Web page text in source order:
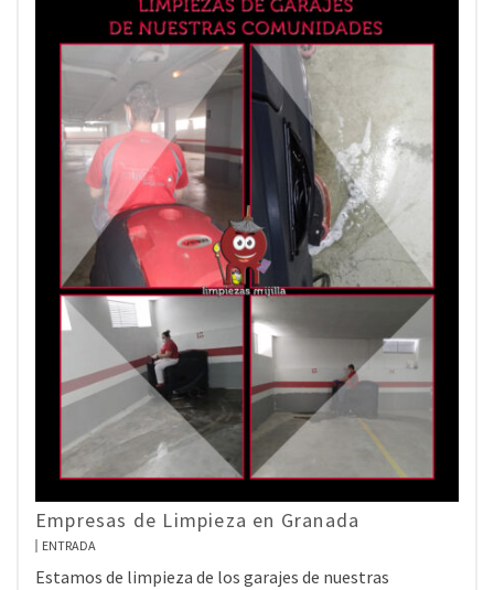
Empresas de Limpieza en Granada
ENTRADA
Estamos de limpieza de los garajes de nuestras